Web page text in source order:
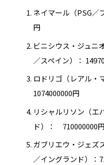
ネイマール（PSG
円
ビニシウス・ジュニ
／スペイン）：
ロドリゴ（レアル・
1074000000円
リシャルリソン（エ
ド）： 710000000円
ガブリエウ・ジェズ
／イングランド）：